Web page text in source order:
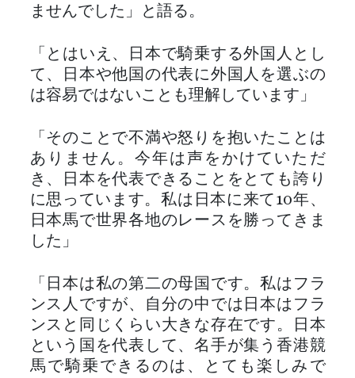
ませんでした」と語る。
「とはいえ、日本で騎乗する外国人とし
て、日本や他国の代表に外国人を選ぶの
は容易ではないことも理解しています」
「そのことで不満や怒りを抱いたことは
ありません。今年は声をかけていただ
き、日本を代表できることをとても誇り
に思っています。私は日本に来て10年、
日本馬で世界各地のレースを勝ってきま
した」
「日本は私の第二の母国です。私はフラ
ンス人ですが、自分の中では日本はフラ
ンスと同じくらい大きな存在です。日本
という国を代表して、名手が集う香港競
馬で騎乗できるのは、とても楽しみで